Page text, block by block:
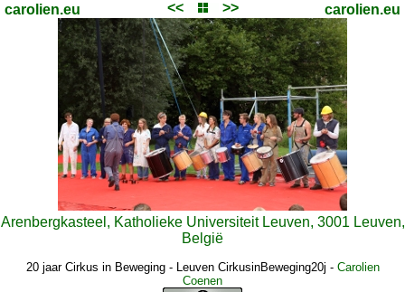
carolien.eu << >> carolien.eu
Arenbergkasteel, Katholieke Universiteit Leuven, 3001 Leuven,
België
20 jaar Cirkus in Beweging - Leuven CirkusinBeweging20j - Carolien
Coenen